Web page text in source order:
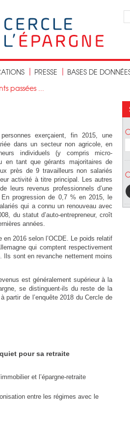
PRESSE BASES DE
passées ...
exerçaient, fin 2015, une
dans un secteur non agricole, en
individuels (y compris micro-
en tant que gérants majoritaires de
près de 9 travailleurs non salariés
activité à titre principal. Les autres
leurs revenus professionnels d’une
progression de 0,7 % en 2015, le
qui a connu un renouveau avec
du statut d’auto-entrepreneur, croît
années.
2016 selon l’OCDE. Le poids relatif
qui comptent respectivement
Ils sont en revanche nettement moins
est généralement supérieur à la
se distinguent-ils du reste de la
partir de l’enquête 2018 du Cercle de
pour sa retraite
et l’épargne-retraite
entre les régimes avec le